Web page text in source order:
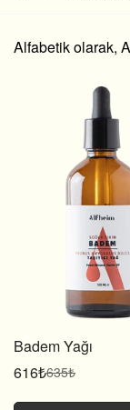
Alfabetik olarak,
Badem Yağı
Satış
fiyatı
616₺
Normal
fiyat
635₺